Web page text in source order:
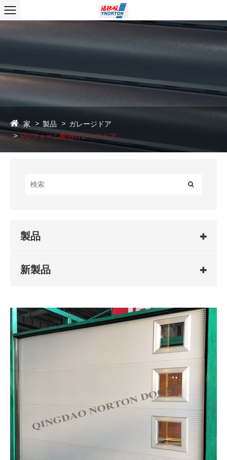
家 製品
ガレージドア
PUフォーム断熱ガレージドア
製品
新製品